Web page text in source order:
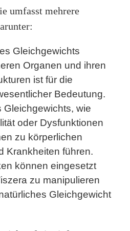
umfasst mehrere
Gleichgewichts
Organen und ihren
ist für die
Bedeutung.
Gleichgewichts, wie
oder Dysfunktionen
zu körperlichen
Krankheiten führen.
können eingesetzt
zu manipulieren
Gleichgewicht